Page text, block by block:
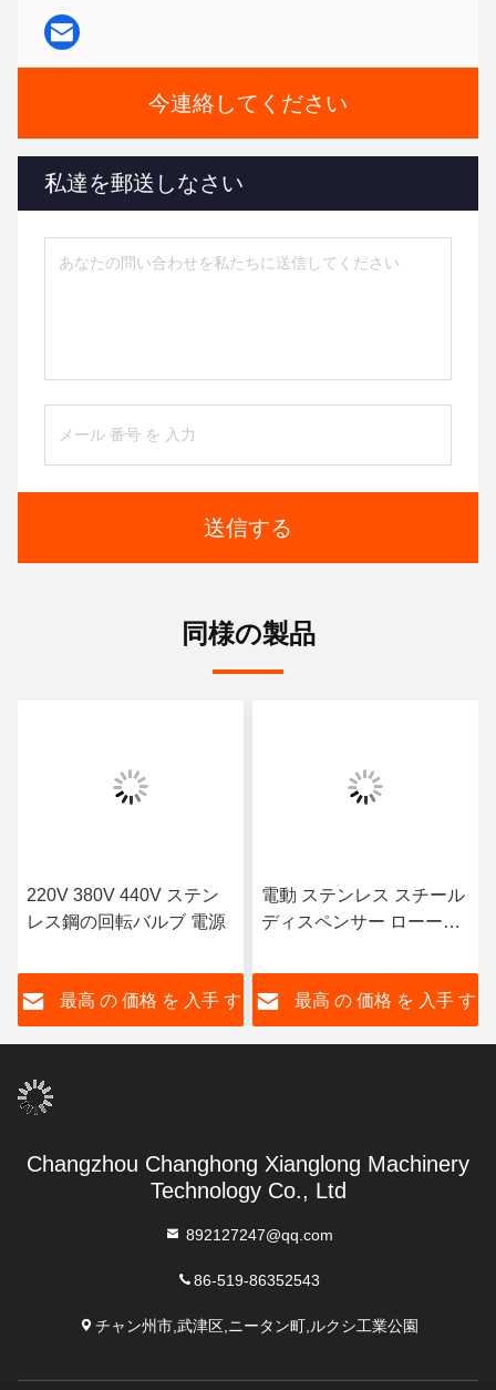
今連絡してください
私達を郵送しなさい
送信する
同様の製品
220V 380V 440V ステン
レス鋼の回転バルブ 電源
最高 の 価格 を 入手 す
電動 ステンレス スチール
ディスペンサー ローータ
最高 の 価格 を 入手 す
Changzhou Changhong Xianglong Machinery
Technology Co., Ltd
892127247@qq.com
86-519-86352543
チャン州市,武津区,ニータン町,ルクシ工業公園